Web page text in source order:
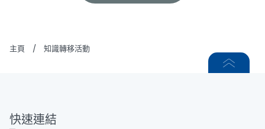
主頁 / 知識轉移活動
快速連結